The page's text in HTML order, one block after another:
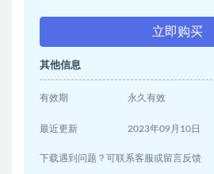
立即购买
其他信息
有效期 永久有效
最近更新 2023年09月10日
下载遇到问题？可联系客服或留言反馈